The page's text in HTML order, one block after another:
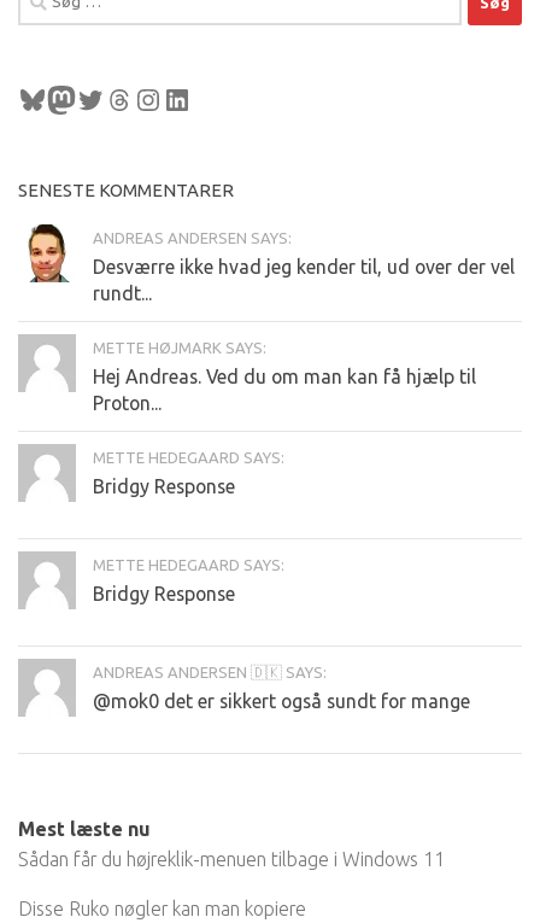
efter:
Bluesky
Mastodon
Twitter
Tråde
Instagram
LinkedIn
SENESTE KOMMENTARER
ANDREAS ANDERSEN SAYS:
Desværre ikke hvad jeg kender til, ud over der vel
rundt...
METTE HØJMARK SAYS:
Hej Andreas. Ved du om man kan få hjælp til
Proton...
METTE HEDEGAARD SAYS:
Bridgy Response
METTE HEDEGAARD SAYS:
Bridgy Response
ANDREAS ANDERSEN 🇩🇰 SAYS:
@mok0 det er sikkert også sundt for mange
Mest læste nu
Sådan får du højreklik-menuen tilbage i Windows 11
Disse Ruko nøgler kan man kopiere